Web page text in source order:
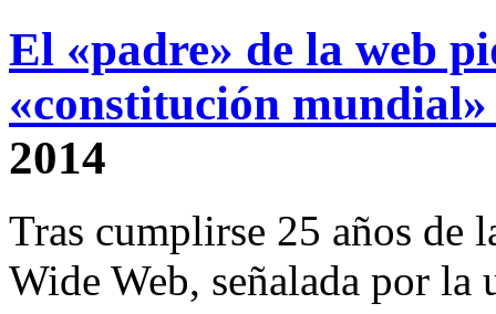
El «padre» de la web
«constitución
2014
Tras cumplirse 25 años de
Wide Web, señalada por